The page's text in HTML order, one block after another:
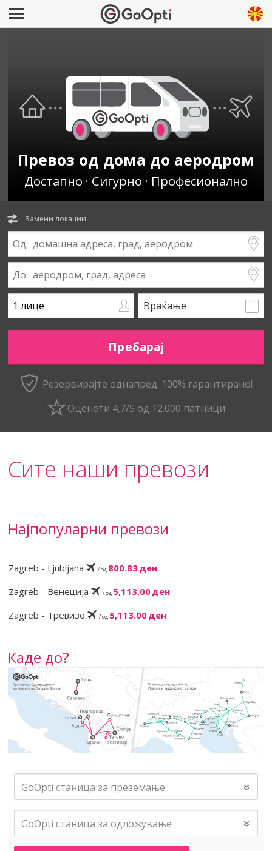
Превоз од дома до аеродром
Достапно · Сигурно · Професионално
Замени локации
Враќање
Резервирајте однапред. 100% гарантирано!
Оценети 4,7/5 од 12.000 патници
Сите наши превози
Најпопуларни превози
Zagreb - Ljubljana / од 800.83 ден
Zagreb - Венеција
/ од 5,113.00 ден
Zagreb - Тревизо
/ од 5,113.00 ден
Каде до?